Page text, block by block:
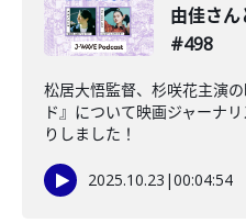
由佳さ
#498
松居大悟監督、杉咲花主演
ド』について映画ジャーナ
りしました！
2025.10.23 |00:04:54